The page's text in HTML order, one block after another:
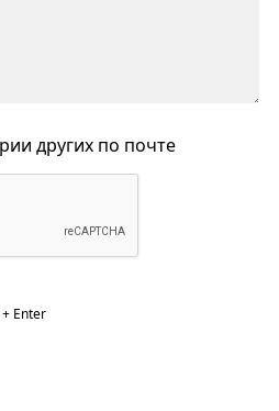
других по почте
Enter